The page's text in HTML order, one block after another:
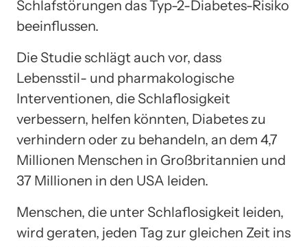
Schlafstörungen das Typ-2-Diabetes-Risiko
beeinflussen.
Die Studie schlägt auch vor, dass
Lebensstil- und pharmakologische
Interventionen, die Schlaflosigkeit
verbessern, helfen könnten, Diabetes zu
verhindern oder zu behandeln, an dem 4,7
Millionen Menschen in Großbritannien und
37 Millionen in den USA leiden.
Menschen, die unter Schlaflosigkeit leiden,
wird geraten, jeden Tag zur gleichen Zeit ins